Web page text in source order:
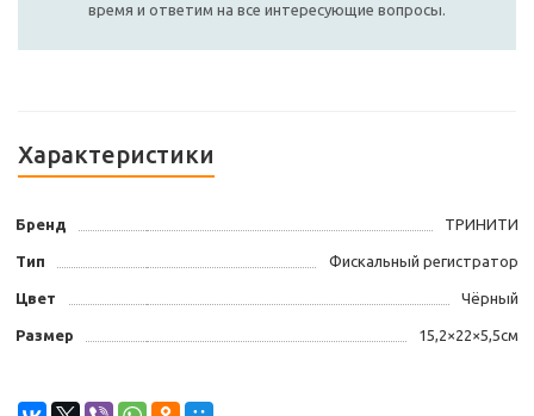
время и ответим на все интересующие вопросы.
Характеристики
Бренд ТРИНИТИ
Тип Фискальный регистратор
Цвет Чёрный
Размер 15,2×22×5,5см